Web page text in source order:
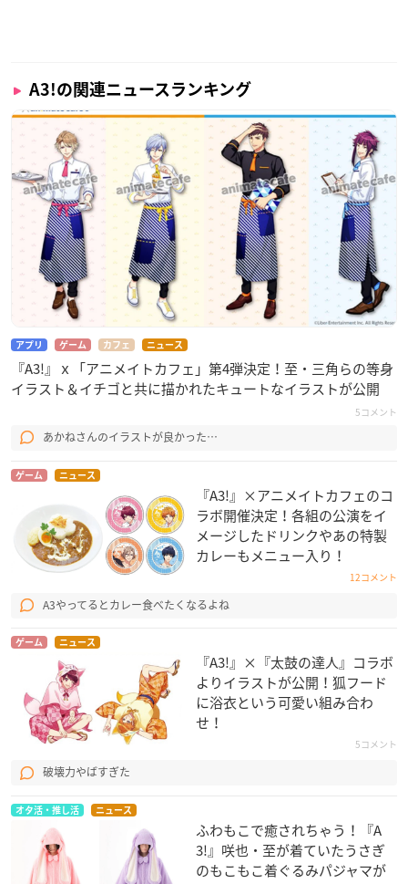
世雄一）］
冬組第七回公演曲
7 グラン・ステイの続きを
作詞・作曲・編曲：sasakure.UK
尾張＆津々木［雪白 東、ガイ（CV：柿原徹也、日野 聡）］
8 モノローグ (Instrumental)
9 The Contract (Instrumental)
10 ITTEKI～義経異聞録～ (Instrumental)
11 蜃気楼は奇術の夜に (Instrumental)
14 グラン・ステイの続きを (Instrumental)
【店舗特典】
きゃにめ：A3クリアポスター
全国アニメイト（通販含む）：マルチクリアファイル
タワーレコード（一部店舗を除く）：大判ポストカード
HMV全店・HMV&BOOKS online：L判ブロマイド
ソフマップ・アニメガ（一部店舗除く）：マイクロファイバー
クロス (20㎝×20cm)
A3!の関連ニュースランキング
アプリ ゲーム カフェ ニュース
『A3!』ｘ「アニメイトカフェ」第4弾決定！至・三角らの等身
イラスト＆イチゴと共に描かれたキュートなイラストが公開
5コメント
あかねさんのイラストが良かった…
ゲーム ニュース
『A3!』×アニメイトカフェのコ
ラボ開催決定！各組の公演をイ
メージしたドリンクやあの特製
カレーもメニュー入り！
12コメント
A3やってるとカレー食べたくなるよね
ゲーム ニュース
『A3!』×『太鼓の達人』コラボ
よりイラストが公開！狐フード
に浴衣という可愛い組み合わ
せ！
5コメント
破壊力やばすぎた
オタ活・推し活 ニュース
ふわもこで癒されちゃう！『A
3!』咲也・至が着ていたうさぎ
のもこもこ着ぐるみパジャマが